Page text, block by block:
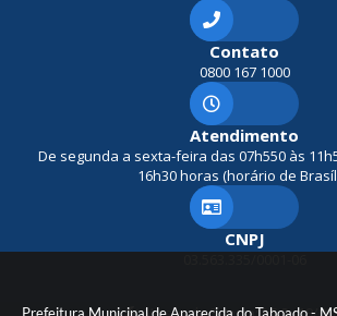
Contato
0800 167 1000
Atendimento
De segunda a sexta-feira das 07h550 às
16h30 horas (horário de
CNPJ